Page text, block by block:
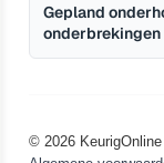
Gepland
© 2026 KeurigOnline